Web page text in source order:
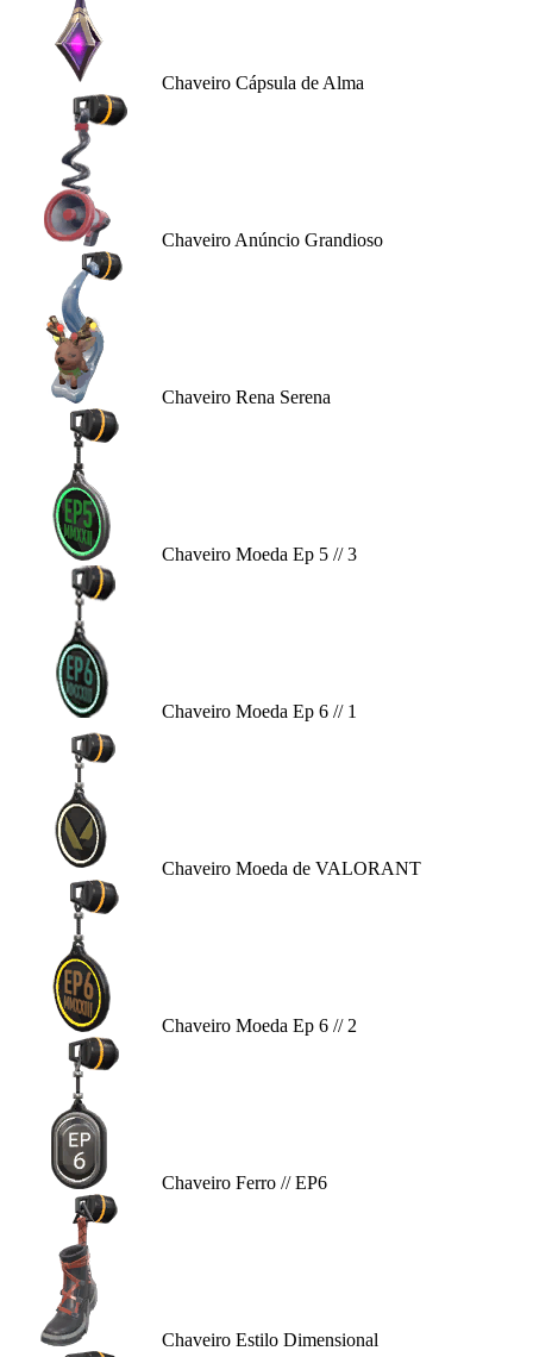
Chaveiro Cápsula de Alma
Chaveiro Anúncio Grandioso
Chaveiro Rena Serena
Chaveiro Moeda Ep 5 // 3
Chaveiro Moeda Ep 6 // 1
Chaveiro Moeda de VALORANT
Chaveiro Moeda Ep 6 // 2
Chaveiro Ferro // EP6
Chaveiro Estilo Dimensional